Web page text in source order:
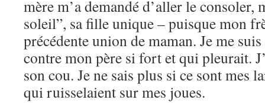
mère m’a demandé d’aller le consoler,
soleil”, sa fille unique – puisque mon
précédente union de maman. Je me
contre mon père si fort et qui pleurait.
son cou. Je ne sais plus si ce sont mes
qui ruisselaient sur mes joues.